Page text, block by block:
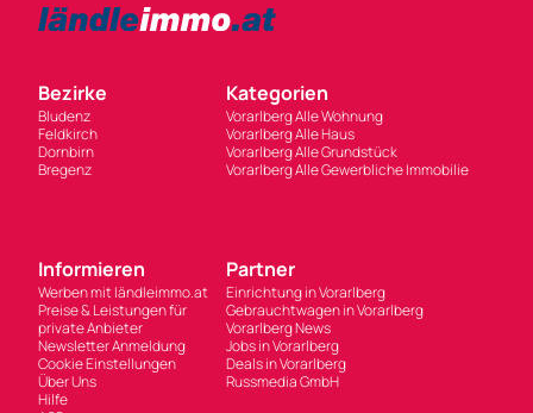
Bezirke
Bludenz
Feldkirch
Dornbirn
Bregenz
Kategorien
Vorarlberg Alle Wohnung
Vorarlberg Alle Haus
Vorarlberg Alle Grundstück
Vorarlberg Alle Gewerbliche Immobilie
Informieren
Werben mit ländleimmo.at
Preise & Leistungen für
private Anbieter
Newsletter Anmeldung
Cookie Einstellungen
Über Uns
Hilfe
Partner
Einrichtung in Vorarlberg
Gebrauchtwagen in Vorarlberg
Vorarlberg News
Jobs in Vorarlberg
Deals in Vorarlberg
Russmedia GmbH